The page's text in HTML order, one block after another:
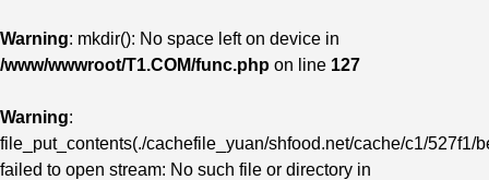
Warning: mkdir(): No space left on device in
/www/wwwroot/T1.COM/func.php on line 127
Warning:
file_put_contents(./cachefile_yuan/shfood.net/cache/c1/527f1/
failed to open stream: No such file or directory in